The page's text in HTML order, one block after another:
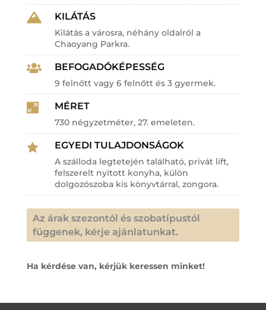
 KILÁTÁS
Kilátás a városra, néhány oldalról a
Chaoyang Parkra.
 BEFOGADÓKÉPESSÉG
9 felnőtt vagy 6 felnőtt és 3 gyermek.
 MÉRET
730 négyzetméter, 27. emeleten.
 EGYEDI TULAJDONSÁGOK
A szálloda legtetején található, privát lift,
felszerelt nyitott konyha, külön
dolgozószoba kis könyvtárral, zongora.
Az árak szezontól és szobatípustól
függenek, kérje ajánlatunkat.
Ha kérdése van, kérjük keressen minket!